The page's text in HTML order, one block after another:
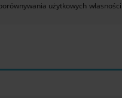
użytkowych